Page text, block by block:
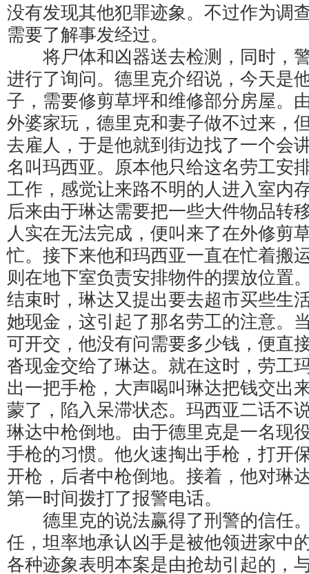
没有发现其他犯罪迹象。不过作为调
需要了解事发经过。
将尸体和凶器送去检测，同时，
进行了询问。德里克介绍说，今天是
子，需要修剪草坪和维修部分房屋。
外婆家玩，德里克和妻子做不过来，
去雇人，于是他就到街边找了一个会
名叫玛西亚。原本他只给这名劳工安
工作，感觉让来路不明的人进入室内
后来由于琳达需要把一些大件物品转
人实在无法完成，便叫来了在外修剪
忙。接下来他和玛西亚一直在忙着搬
则在地下室负责安排物件的摆放位置
结束时，琳达又提出要去超市买些生
她现金，这引起了那名劳工的注意。
可开交，他没有问需要多少钱，便直
沓现金交给了琳达。就在这时，劳工
出一把手枪，大声喝叫琳达把钱交出
蒙了，陷入呆滞状态。玛西亚二话不
琳达中枪倒地。由于德里克是一名现
手枪的习惯。他火速掏出手枪，打开
开枪，后者中枪倒地。接着，他对琳
第一时间拨打了报警电话。
德里克的说法赢得了刑警的信任
任，坦率地承认凶手是被他领进家中
各种迹象表明本案是由抢劫引起的，